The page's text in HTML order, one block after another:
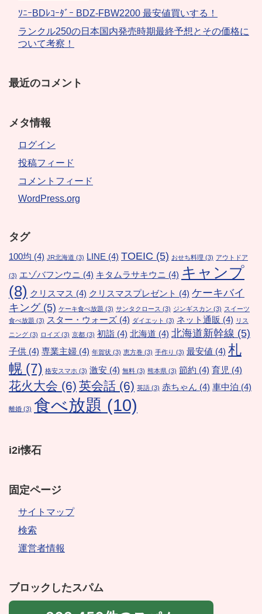
ｿﾆｰBDﾚｺｰﾀﾞｰ BDZ-FBW2200 最安値買いする！
ランクル250の日本国内発売時期最終予想とその価格に
ついて考察！
最近のコメント
メタ情報
ログイン
投稿フィード
コメントフィード
WordPress.org
タグ
100均 (4) JR北海道 (3) LINE (4) TOEIC (5) おせち料理 (3) アウトドア
(3) エゾバフンウニ (4) キタムラサキウニ (4) キャンプ
(8) クリスマス (4) クリスマスプレゼント (4) ケーキバイ
キング(5) ケーキ食べ放題 (3) サンタクロース (3) ジンギスカン (3) スイーツ
食べ放題 (3) スター・ウォーズ (4) ダイエット (3) ネット通販 (4) リス
ニング (3) ロイズ (3) 京都 (3) 初詣 (4) 北海道 (4) 北海道新幹線 (5)
子供 (4) 専業主婦 (4) 年賀状 (3) 恵方巻 (3) 手作り (3) 最安値 (4) 札
幌 (7) 格安スマホ (3) 激安 (4) 無料 (3) 熊本県 (3) 節約 (4) 育児 (4)
花火大会 (6) 英会話 (6) 英語 (3) 赤ちゃん (4) 車中泊 (4)
離婚 (3) 食べ放題 (10)
i2i懐石
固定ページ
サイトマップ
検索
運営者情報
ブロックしたスパム